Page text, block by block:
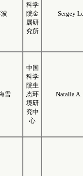
科学
院金
属研
究所
Sergey
雪
中国
科学
院生
态环
境研
究中
心
Natalia